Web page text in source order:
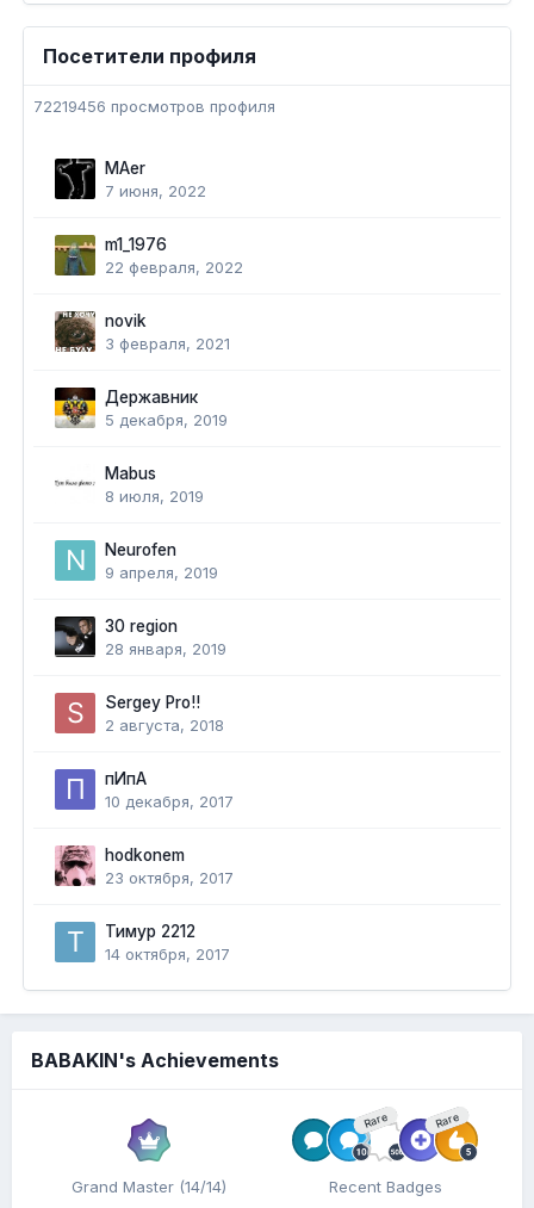
Посетители профиля
72219456 просмотров профиля
MAer
7 июня, 2022
m1_1976
22 февраля, 2022
novik
3 февраля, 2021
Державник
5 декабря, 2019
Mabus
8 июля, 2019
Neurofen
9 апреля, 2019
30 region
28 января, 2019
Sergey Pro!!
2 августа, 2018
пИпА
10 декабря, 2017
hodkonem
23 октября, 2017
Тимур 2212
14 октября, 2017
BABAKIN's Achievements
Grand Master (14/14)
Rare Rare
Recent Badges